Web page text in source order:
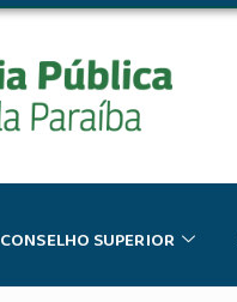
CONSELHO SUPERIOR